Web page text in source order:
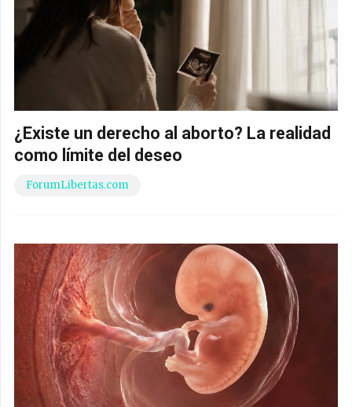
¿Existe un derecho al aborto? La realidad
como límite del deseo
ForumLibertas.com